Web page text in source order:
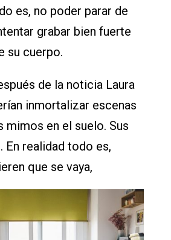
es, no poder parar de
grabar bien fuerte
su cuerpo.
de la noticia Laura
inmortalizar escenas
mimos en el suelo. Sus
En realidad todo es,
que se vaya,